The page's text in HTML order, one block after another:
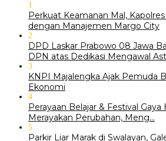
1
Perkuat Keamanan Mal,
dengan Manajemen Margo City
2
DPD Laskar Prabowo 08 Jawa
DPN atas Dedikasi Mengawal
3
KNPI Majalengka Ajak Pemuda
Ekonomi
4
Perayaan Belajar & Festival Gaya
Merayakan Perubahan, Meng…
5
Parkir Liar Marak di Swalayan,